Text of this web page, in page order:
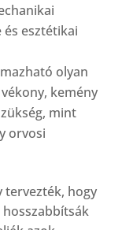
esztétikai
olyan
kemény
mint
orvosi
tervezték, hogy